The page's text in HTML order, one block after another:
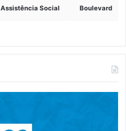
Assistência Social Boulevard